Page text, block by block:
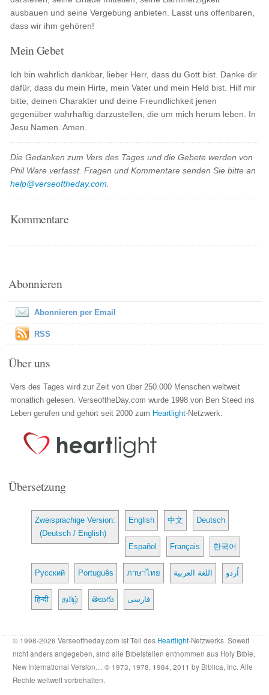
ausbauen und seine Vergebung anbieten. Lasst uns offenbaren,
dass wir ihm gehören!
Mein Gebet
Ich bin wahrlich dankbar, lieber Herr, dass du Gott bist. Danke dir
dafür, dass du mein Hirte, mein Vater und mein Held bist. Hilf mir
bitte, deinen Charakter und deine Freundlichkeit jenen
gegenüber wahrhaftig darzustellen, die um mich herum leben. In
Jesu Namen. Amen.
Die Gedanken zum Vers des Tages und die Gebete werden von
Phil Ware verfasst. Fragen und Kommentare senden Sie bitte an
help@verseoftheday.com
Kommentare
Abonnieren
Abonnieren per Email
RSS
Über uns
Vers des Tages wird zur Zeit von über 250.000 Menschen weltweit
monatlich gelesen. VerseoftheDay.com wurde 1998 von Ben Steed ins
Leben gerufen und gehört seit 2000 zum Heartlight-Netzwerk.
Übersetzung
Zweisprachige Version:
(Deutsch / English)
English 中文 Deutsch
Español Français 한국어
Русский Português ภาษาไทย اللغة العربية اُردو
हिन्दी தமிழ் తెలుగు فارسی
© 1998-2026 Verseoftheday.com ist Teil des Heartlight-Netzwerks. Soweit
nicht anders angegeben, sind alle Bibelstellen entnommen aus Holy Bible,
New International Version… © 1973, 1978, 1984, 2011 by Biblica, Inc. Alle
Rechte weltweit vorbehalten.